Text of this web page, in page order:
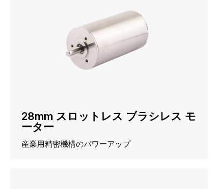
28mm スロットレス ブラシレス モ
ーター
産業用精密機構のパワーアップ